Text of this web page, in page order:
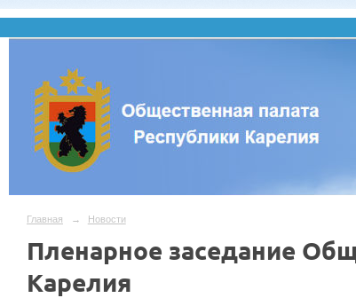
Главная → Новости
Пленарное заседание
Карелия